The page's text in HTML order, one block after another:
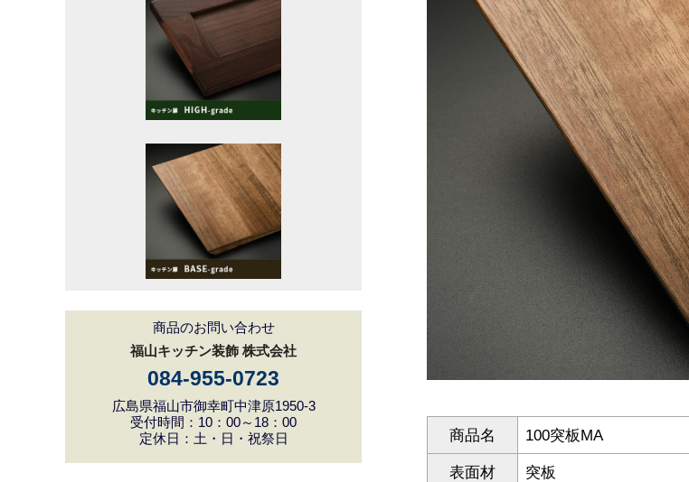
商品のお問い合わせ
福山キッチン装飾 株式会社
084-955-0723
広島県福山市御幸町中津原1950-3
受付時間：10：00～18：00
定休日：土・日・祝祭日
商品名 100突板MA
表面材 突板